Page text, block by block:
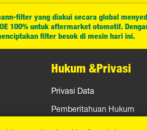
filter yang diakui secara global
100% untuk aftermarket otomotif.
filter besok di mesin hari ini.
Hukum &Privasi
Privasi Data
Pemberitahuan Hukum
Jejak